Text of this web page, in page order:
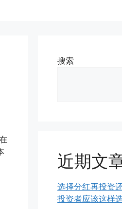
搜索
近期文
选择分红再投资
投资者应该这样